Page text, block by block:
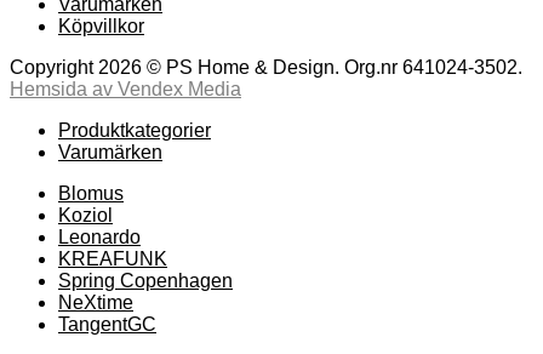
Varumärken
Köpvillkor
Copyright 2026 © PS Home & Design. Org.nr 641024-3502.
Hemsida av Vendex Media
Produktkategorier
Varumärken
Blomus
Koziol
Leonardo
KREAFUNK
Spring Copenhagen
NeXtime
TangentGC